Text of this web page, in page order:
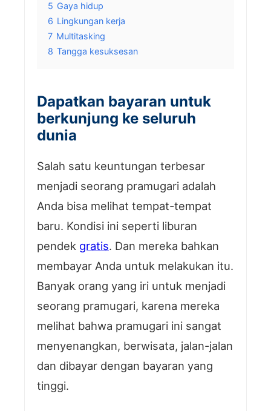
5 Gaya hidup
6 Lingkungan kerja
7 Multitasking
8 Tangga kesuksesan
Dapatkan bayaran untuk
berkunjung ke seluruh
dunia
Salah satu keuntungan terbesar
menjadi seorang pramugari adalah
Anda bisa melihat tempat-tempat
baru. Kondisi ini seperti liburan
pendek gratis. Dan mereka bahkan
membayar Anda untuk melakukan itu.
Banyak orang yang iri untuk menjadi
seorang pramugari, karena mereka
melihat bahwa pramugari ini sangat
menyenangkan, berwisata, jalan-jalan
dan dibayar dengan bayaran yang
tinggi.